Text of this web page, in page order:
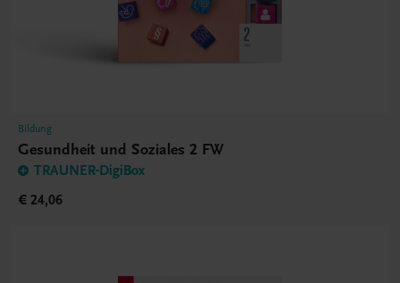
Bildung
Gesundheit und Soziales 2 FW
TRAUNER-DigiBox
€ 24,06